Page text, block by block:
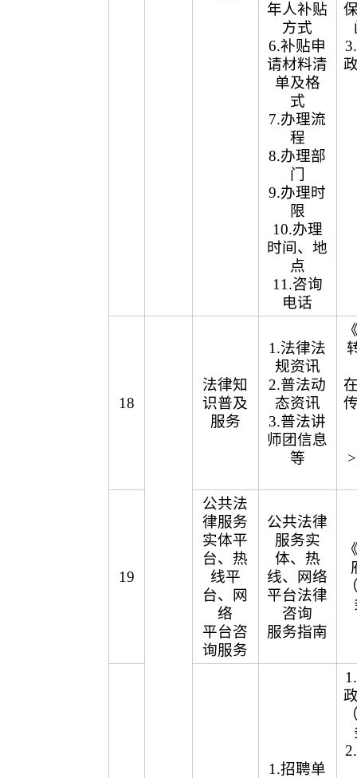
年人补贴
方式
6.补贴申
请材料清
单及格
式
7.办理流
程
8.办理部
门
9.办理时
限
10.办理
时间、地
点
11.咨询
电话
18
法律知
识普及
服务
1.法律法
规资讯
2.普法动
态资讯
3.普法讲
师团信息
等
19
公共法
律服务
实体平
台、热
线平
台、网
络
平台咨
询服务
公共法律
服务实
体、热
线、网络
平台法律
咨询
服务指南
1.招聘单